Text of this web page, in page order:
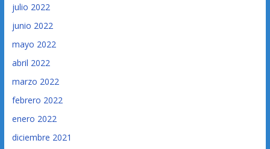
julio 2022
junio 2022
mayo 2022
abril 2022
marzo 2022
febrero 2022
enero 2022
diciembre 2021